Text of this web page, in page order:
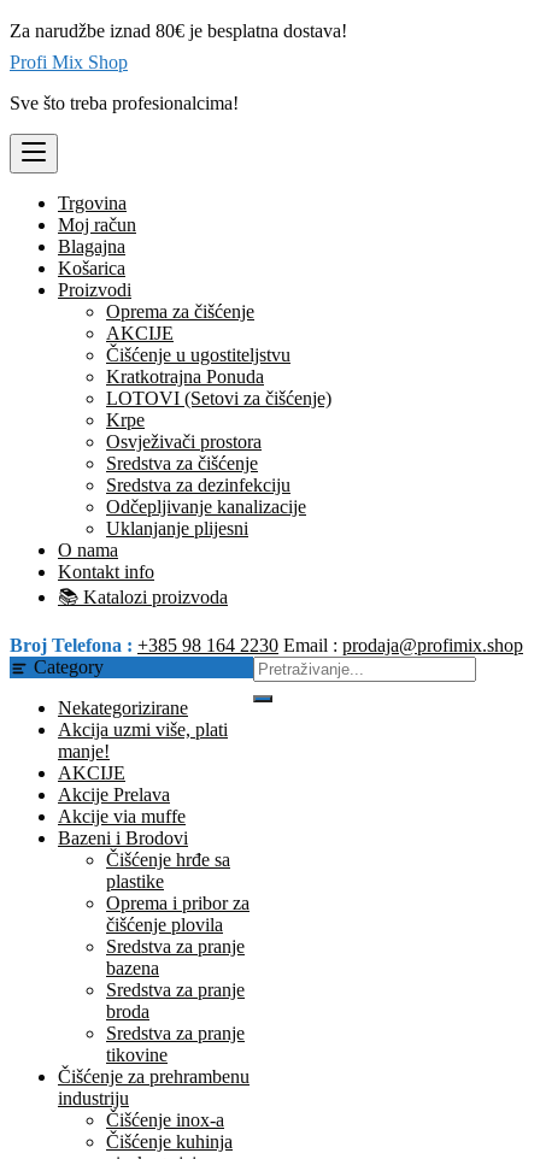
to
content
Za narudžbe iznad 80€ je besplatna dostava!
Profi Mix Shop
Sve što treba profesionalcima!
Trgovina
Moj račun
Blagajna
Košarica
Proizvodi
Oprema za čišćenje
AKCIJE
Čišćenje u ugostiteljstvu
Kratkotrajna Ponuda
LOTOVI (Setovi za čišćenje)
Krpe
Osvježivači prostora
Sredstva za čišćenje
Sredstva za dezinfekciju
Odčepljivanje kanalizacije
Uklanjanje plijesni
O nama
Kontakt info
📚 Katalozi proizvoda
Broj Telefona : +385 98 164 2230 Email : prodaja@profimix.shop
Category
Nekategorizirane
Akcija uzmi više, plati
manje!
AKCIJE
Akcije Prelava
Akcije via muffe
Bazeni i Brodovi
Čišćenje hrđe sa
plastike
Oprema i pribor za
čišćenje plovila
Sredstva za pranje
bazena
Sredstva za pranje
broda
Sredstva za pranje
tikovine
Čišćenje za prehrambenu
industriju
Čišćenje inox-a
Čišćenje kuhinja